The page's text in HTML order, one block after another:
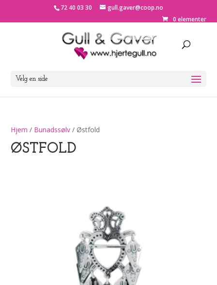
72 40 03 30
gull.gaver@coop.no
0 elementer
Velg en side
Hjem / Bunadssølv / Østfold
ØSTFOLD